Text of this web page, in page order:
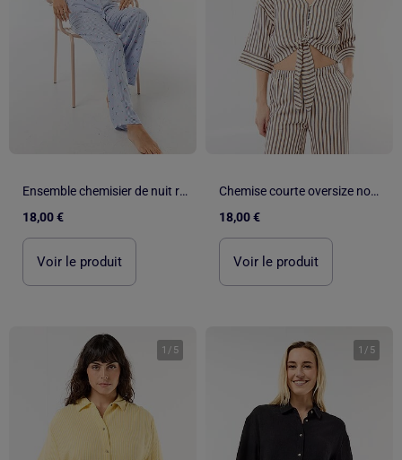
Ensemble chemisier de nuit rayé
18,00 €
Voir le produit
Chemise courte oversize nouée
18,00 €
Voir le produit
1 / 5 1 / 5